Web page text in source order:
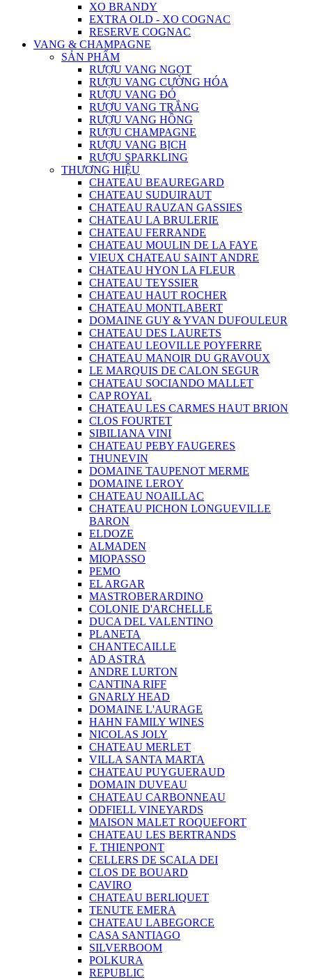
XO BRANDY
EXTRA OLD - XO COGNAC
RESERVE COGNAC
VANG & CHAMPAGNE
SẢN PHẨM
RƯỢU VANG NGỌT
RƯỢU VANG CƯỜNG HÓA
RƯỢU VANG ĐỎ
RƯỢU VANG TRẮNG
RƯỢU VANG HỒNG
RƯỢU CHAMPAGNE
RƯỢU VANG BỊCH
RƯỢU SPARKLING
THƯƠNG HIỆU
CHATEAU BEAUREGARD
CHATEAU SUDUIRAUT
CHATEAU RAUZAN GASSIES
CHATEAU LA BRULERIE
CHATEAU FERRANDE
CHATEAU MOULIN DE LA FAYE
VIEUX CHATEAU SAINT ANDRE
CHATEAU HYON LA FLEUR
CHATEAU TEYSSIER
CHATEAU HAUT ROCHER
CHATEAU MONTLABERT
DOMAINE GUY & YVAN DUFOULEUR
CHATEAU DES LAURETS
CHATEAU LEOVILLE POYFERRE
CHATEAU MANOIR DU GRAVOUX
LE MARQUIS DE CALON SEGUR
CHATEAU SOCIANDO MALLET
CAP ROYAL
CHATEAU LES CARMES HAUT BRION
CLOS FOURTET
SIBILIANA VINI
CHATEAU PEBY FAUGERES
THUNEVIN
DOMAINE TAUPENOT MERME
DOMAINE LEROY
CHATEAU NOAILLAC
CHATEAU PICHON LONGUEVILLE
BARON
ELDOZE
ALMADEN
MIOPASSO
PEMO
EL ARGAR
MASTROBERARDINO
COLONIE D'ARCHELLE
DUCA DEL VALENTINO
PLANETA
CHANTECAILLE
AD ASTRA
ANDRE LURTON
CANTINA RIFF
GNARLY HEAD
DOMAINE L'AURAGE
HAHN FAMILY WINES
NICOLAS JOLY
CHATEAU MERLET
VILLA SANTA MARTA
CHATEAU PUYGUERAUD
DOMAIN DUVEAU
CHATEAU CARBONNEAU
ODFIELL VINEYARDS
MAISON MALET ROQUEFORT
CHATEAU LES BERTRANDS
F. THIENPONT
CELLERS DE SCALA DEI
CLOS DE BOUARD
CAVIRO
CHATEAU BERLIQUET
TENUTE EMERA
CHATEAU LABEGORCE
CASA SANTIAGO
SILVERBOOM
POLKURA
REPUBLIC